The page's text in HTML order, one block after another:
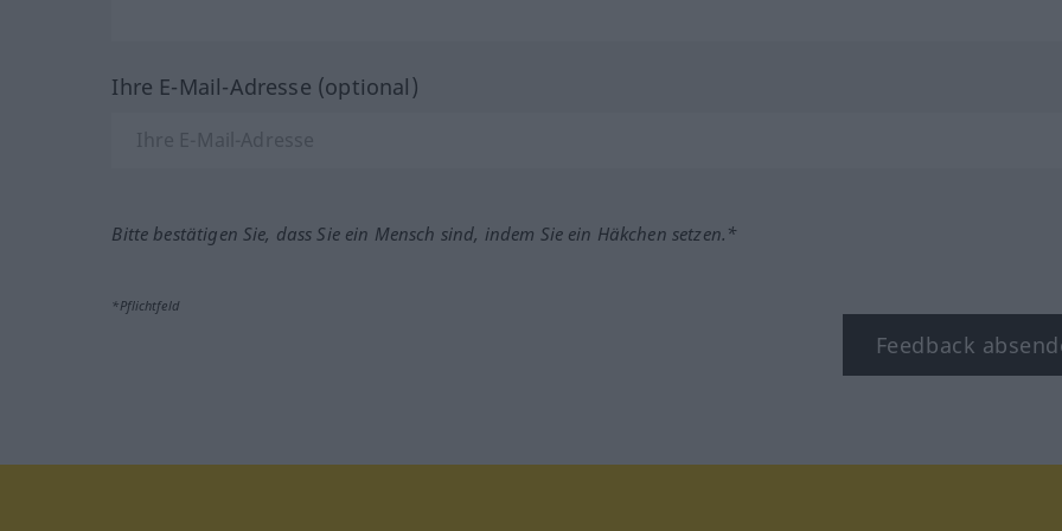
Ihre E-Mail-Adresse (optional)
Bitte bestätigen Sie, dass Sie ein Mensch sind, indem Sie ein Häkchen setzen.*
*Pflichtfeld
Feedback